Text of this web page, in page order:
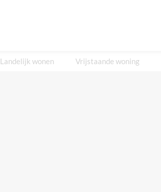
Landelijk wonen Vrijstaande woning